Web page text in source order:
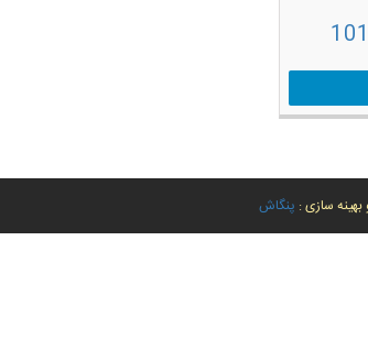
سازی : پنگاش